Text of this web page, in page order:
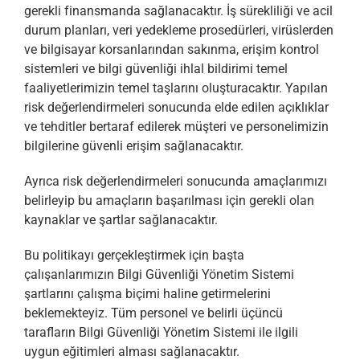
gerekli finansmanda sağlanacaktır. İş sürekliliği ve acil
durum planları, veri yedekleme prosedürleri, virüslerden
ve bilgisayar korsanlarından sakınma, erişim kontrol
sistemleri ve bilgi güvenliği ihlal bildirimi temel
faaliyetlerimizin temel taşlarını oluşturacaktır. Yapılan
risk değerlendirmeleri sonucunda elde edilen açıklıklar
ve tehditler bertaraf edilerek müşteri ve personelimizin
bilgilerine güvenli erişim sağlanacaktır.
Ayrıca risk değerlendirmeleri sonucunda amaçlarımızı
belirleyip bu amaçların başarılması için gerekli olan
kaynaklar ve şartlar sağlanacaktır.
Bu politikayı gerçekleştirmek için başta
çalışanlarımızın Bilgi Güvenliği Yönetim Sistemi
şartlarını çalışma biçimi haline getirmelerini
beklemekteyiz. Tüm personel ve belirli üçüncü
tarafların Bilgi Güvenliği Yönetim Sistemi ile ilgili
uygun eğitimleri alması sağlanacaktır.